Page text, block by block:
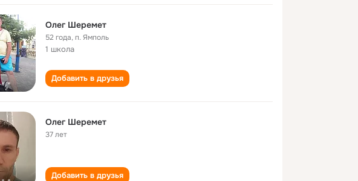
Олег Шеремет
52 года,п. Ямполь
1 школа
Добавить в друзья
Олег Шеремет
37 лет
Добавить в друзья